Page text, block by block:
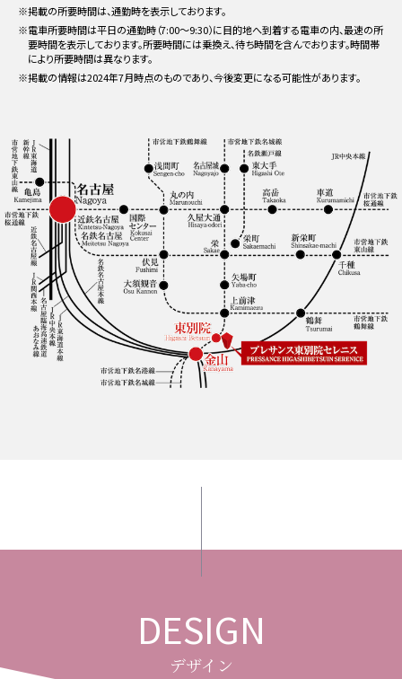
※掲載の所要時間は、通勤時を表示しております。
※電車所要時間は平日の通勤時（7:00〜9:30）に目的地へ到着する電車の内、最速の所
要時間を表示しております。所要時間には乗換え、待ち時間を含んでおります。時間帯
により所要時間は異なります。
※掲載の情報は2024年7月時点のものであり、今後変更になる可能性があります。
DESIGN
デザイン